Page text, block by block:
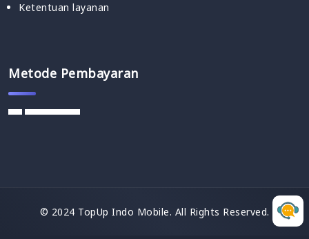
Ketentuan layanan
Metode Pembayaran
© 2024 TopUp Indo Mobile. All Rights Reserved.